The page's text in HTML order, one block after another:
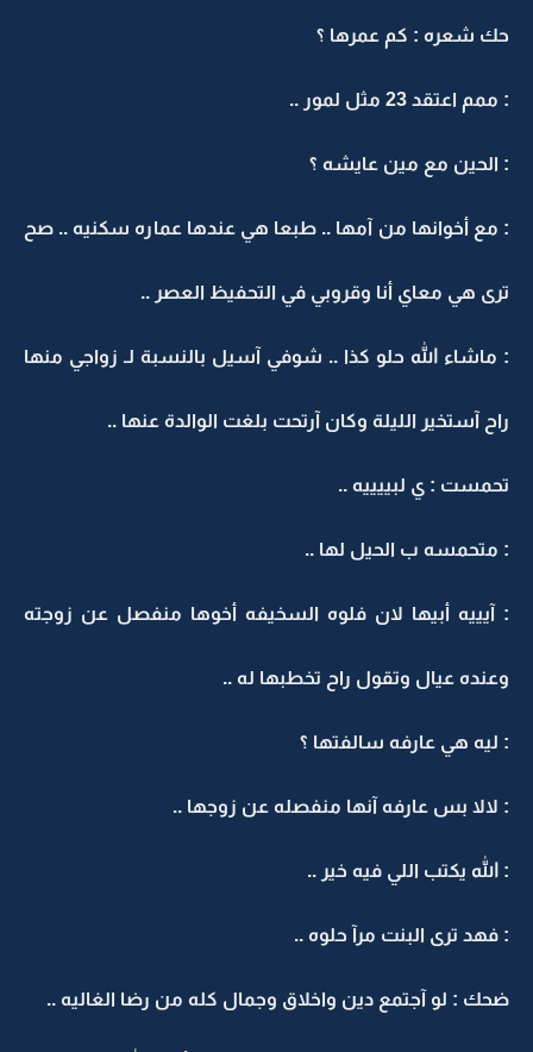
حك شعره : كم عمرها ؟
: ممم اعتقد 23 مثل لمور ..
: الحين مع مين عايشه ؟
: مع أخوانها من آمها .. طبعا هي عندها عماره سكنيه .. صح
ترى هي معاي أنا وقروبي في التحفيظ العصر ..
: ماشاء الله حلو كذا .. شوفي آسيل بالنسبة لـ زواجي منها
راح آستخير الليلة وكان آرتحت بلغت الوالدة عنها ..
تحمست : ي لبييييه ..
: متحمسه ب الحيل لها ..
: آيييه أبيها لان فلوه السخيفه أخوها منفصل عن زوجته
وعنده عيال وتقول راح تخطبها له ..
: ليه هي عارفه سالفتها ؟
: لالا بس عارفه آنها منفصله عن زوجها ..
: الله يكتب اللي فيه خير ..
: فهد ترى البنت مرآ حلوه ..
ضحك : لو آجتمع دين واخلاق وجمال كله من رضا الغاليه ..